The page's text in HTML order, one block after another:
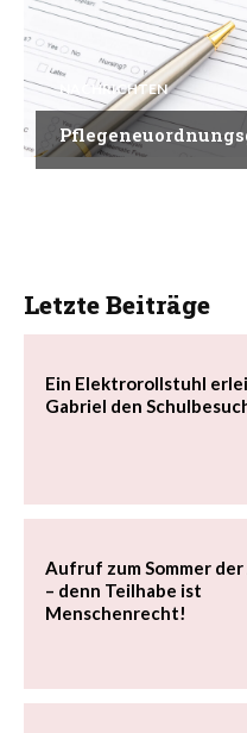
NACHRICHTEN
Letzte Beiträge
Ein Elektrorollstuhl
Gabriel den
Aufruf zum Sommer
– denn Teilhabe ist
Menschenrecht!